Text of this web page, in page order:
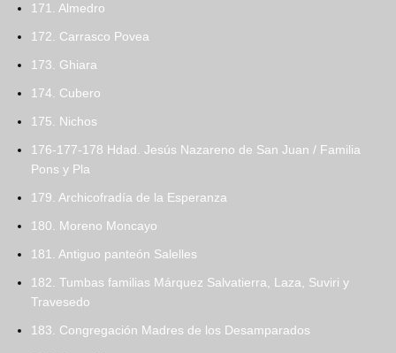
171. Almedro
172. Carrasco Povea
173. Ghiara
174. Cubero
175. Nichos
176-177-178 Hdad. Jesús Nazareno de San Juan / Familia
Pons y Pla
179. Archicofradía de la Esperanza
180. Moreno Moncayo
181. Antiguo panteón Salelles
182. Tumbas familias Márquez Salvatierra, Laza, Suviri y
Travesedo
183. Congregación Madres de los Desamparados